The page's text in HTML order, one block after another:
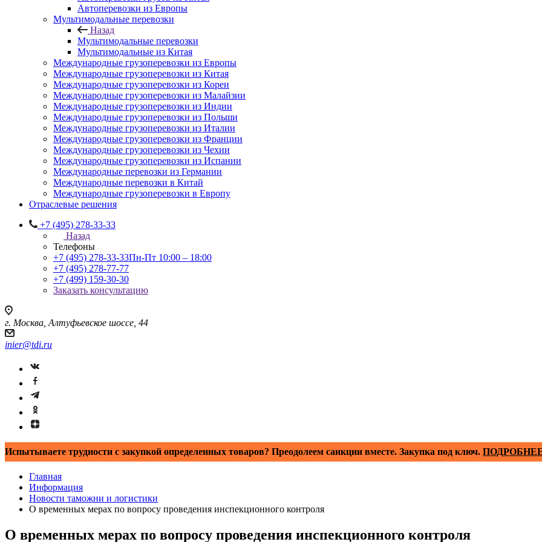
Автоперевозки из Европы
Мультимодальные перевозки
Назад
Мультимодальные перевозки
Мультимодальные из Китая
Международные грузоперевозки из Европы
Международные грузоперевозки из Китая
Международные грузоперевозки из Кореи
Международные грузоперевозки из Малайзии
Международные грузоперевозки из Индии
Международные грузоперевозки из Польши
Международные грузоперевозки из Италии
Международные грузоперевозки из Франции
Международные грузоперевозки из Чехии
Международные грузоперевозки из Испании
Международные перевозки из Германии
Международные перевозки в Китай
Международные грузоперевозки в Европу
Отраслевые решения
+7 (495) 278-33-33
Назад
Телефоны
+7 (495) 278-33-33Пн-Пт 10:00 – 18:00
+7 (495) 278-77-77
+7 (499) 159-30-30
Заказать консультацию
г. Москва, Алтуфьевское шоссе, 44
inier@tdi.ru
Испытываете трудности с закупкой определенных товаров? Преодолеем санкции вместе. Закупка под ключ.
Главная
Информация
Новости таможни и логистики
О временных мерах по вопросу проведения инспекционного контроля
О временных мерах по вопросу проведения инспекционного контроля